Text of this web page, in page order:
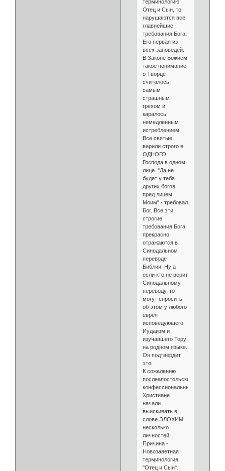
терминологию
Отец и Сын, то
нарушаются все
главнейшие
требования Бога,
Его первая из
всех заповедей.
В Законе Божием
такое понимание
о Творце
считалось
самым
страшным
грехом и
каралось
немедленным
истреблением.
Все святые
верили строго в
ОДНОГО
Господа в одном
лице. "Да не
будет у тебя
других богов
пред лицем
Моим" - требовал
Бог. Все эти
строгие
требования Бога
прекрасно
отражаются в
Синодальном
переводе
Библии. Ну а
если кто не верит
Синодальному
переводу, то
могут спросить
об этом у любого
еврея
исповедующего
Иудаизм и
изучавшего Тору
на родном языке.
Он подтвердит
это.
К сожалению
послеапостольские
конфессиональные
Христиане
начали
выискивать в
слове ЭЛОХИМ
несколько
личностей.
Причина -
Новозаветная
терминология
"Отец и Сын".